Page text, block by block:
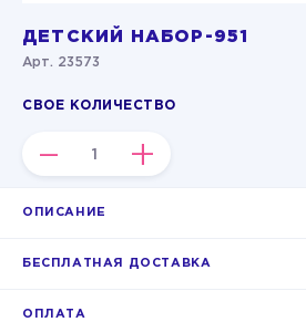
ДЕТСКИЙ НАБОР-951
Арт. 23573
СВОЕ КОЛИЧЕСТВО
– +
ОПИСАНИЕ
БЕСПЛАТНАЯ ДОСТАВКА
ОПЛАТА